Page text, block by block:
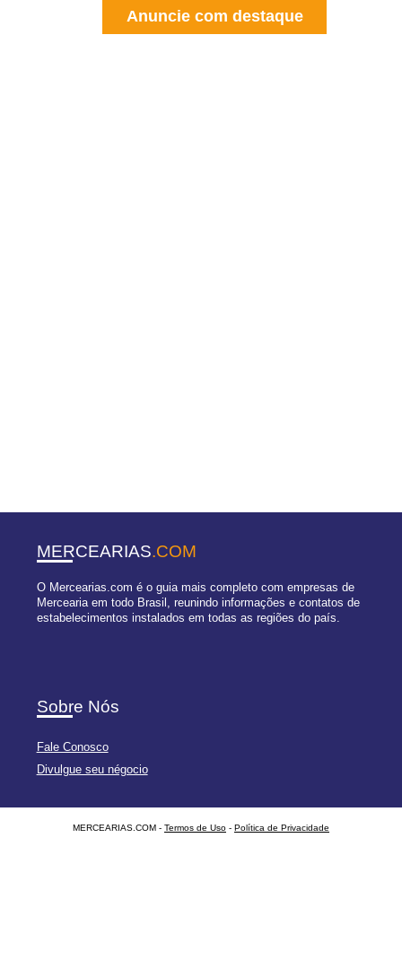
Anuncie com destaque
MERCEARIAS.COM
O Mercearias.com é o guia mais completo com empresas de
Mercearia em todo Brasil, reunindo informações e contatos de
estabelecimentos instalados em todas as regiões do país.
Sobre Nós
Fale Conosco
Divulgue seu négocio
MERCEARIAS.COM - Termos de Uso - Política de Privacidade